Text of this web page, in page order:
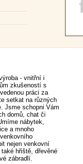
- vnitřní i
zkušeností s
práci za
setkat na různých
Jsme schopni Vám
domů, chat či
nábytek,
a mnoho
nejen venkovní
hřiště, dřevěné
zábradlí.